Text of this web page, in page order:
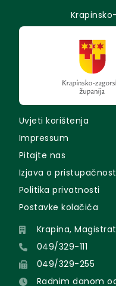
Uvjeti korištenja
Impressum
Pitajte nas
Izjava o
Politika privatnosti
Postavke kolačića
Krapina,
049/329-111
049/329-255
Radnim danom